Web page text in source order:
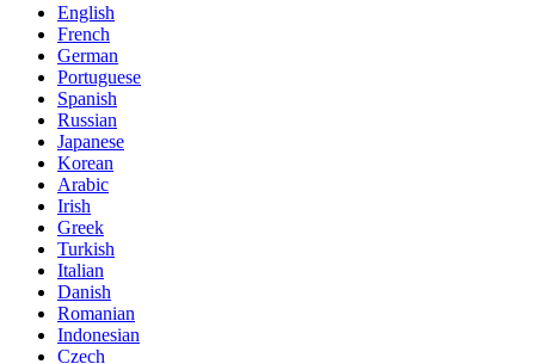
English
French
German
Portuguese
Spanish
Russian
Japanese
Korean
Arabic
Irish
Greek
Turkish
Italian
Danish
Romanian
Indonesian
Czech